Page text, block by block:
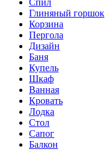
Спил
Глиняный горшок
Корзина
Пергола
Дизайн
Баня
Купель
Шкаф
Ванная
Кровать
Лодка
Стол
Сапог
Балкон